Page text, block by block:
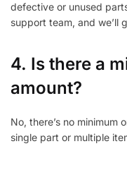
defective or unused
support team, and we’ll
4. Is there a
amount?
No, there’s no minimum
single part or multiple